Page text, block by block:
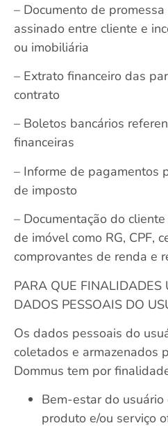
– Documento de
assinado entre cliente e
ou imobiliária
– Extrato financeiro das
contrato
– Boletos bancários
financeiras
– Informe de pagamentos
de imposto
– Documentação do
de imóvel como RG, CPF,
comprovantes de renda e
PARA QUE FINALIDADES
DADOS PESSOAIS DO
Os dados pessoais do
coletados e armazenados
Dommus tem por
Bem-estar do
produto e/ou serviço